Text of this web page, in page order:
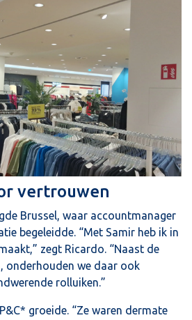
vertrouwen
Brussel, waar accountmanager
begeleidde. “Met Samir heb ik in
zegt Ricardo. “Naast de
onderhouden we daar ook
rolluiken.”
groeide. “Ze waren dermate